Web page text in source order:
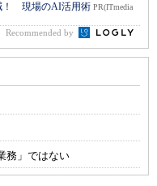
！ 現場のAI活用術 PR(ITmedia
Recommended by
務」ではない